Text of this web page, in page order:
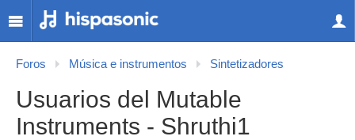
Foros Música e instrumentos Sintetizadores
Usuarios del Mutable
Instruments - Shruthi1